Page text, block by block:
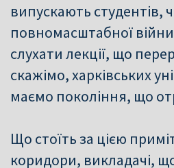
випускають студентів,
повномасштабної
слухати лекції, що
скажімо, харківських
маємо покоління, що
Що стоїть за цією
коридори, викладачі,